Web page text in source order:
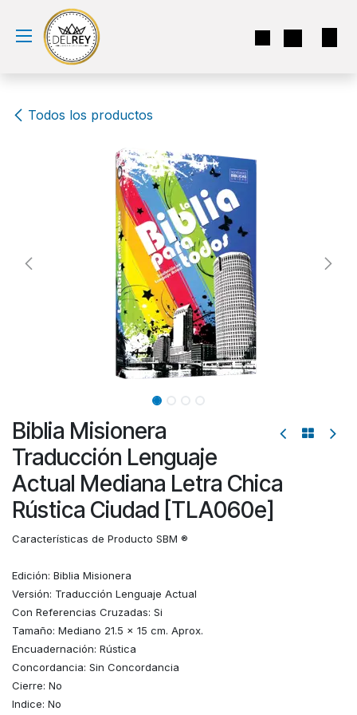
Ir al contenido
Todos los productos
Biblia Misionera
Traducción Lenguaje
Actual Mediana Letra Chica
Rústica Ciudad [TLA060e]
Características de Producto SBM ®
Edición: Biblia Misionera
Versión: Traducción Lenguaje Actual
Con Referencias Cruzadas: Si
Tamaño: Mediano 21.5 x 15 cm. Aprox.
Encuadernación: Rústica
Concordancia: Sin Concordancia
Cierre: No
Indice: No